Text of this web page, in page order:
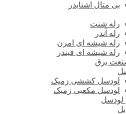
بی متال اشنایدر
رله شنت
رله آندر
رله شیشه ای امرن
رله شیشه ای فیندر
برق
لودسل کششی زمیک
لودسل مکعبی زمیک
لودسل